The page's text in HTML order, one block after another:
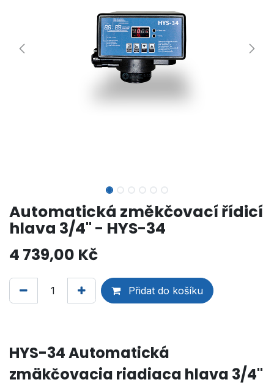
Automatická změkčovací řídicí
hlava 3/4" - HYS-34
4 739,00 Kč
Přidat do košíku
HYS-34 Automatická
zmäkčovacia riadiaca hlava 3/4"